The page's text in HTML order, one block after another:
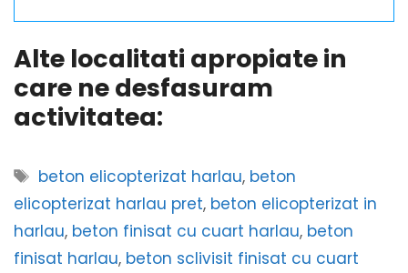
Alte localitati apropiate in
care ne desfasuram
activitatea:
Etichete
beton elicopterizat harlau, beton
elicopterizat harlau pret, beton elicopterizat in
harlau, beton finisat cu cuart harlau, beton
finisat harlau, beton sclivisit finisat cu cuart